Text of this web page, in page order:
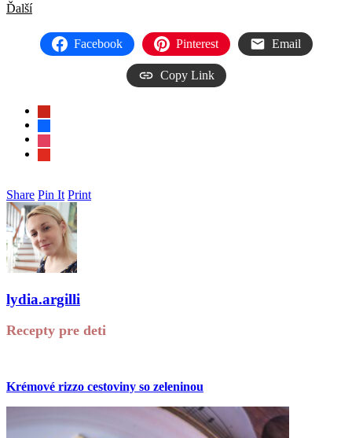
Ďalší
Facebook Pinterest Email
Copy Link
pinterest
facebook
instagram
youtube
Share Pin It Print
lydia.argilli
Recepty pre deti
Krémové rizzo cestoviny so zeleninou